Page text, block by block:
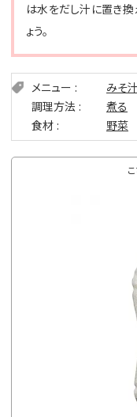
は水をだし汁に置き
ょう。
メニュー
みそ汁
調理方法
煮る
食材
野菜